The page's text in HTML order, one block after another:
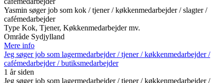
Yasmin søger job som kok / tjener / køkkenmedarbejder / slagter /
cafémedarbejder
Type Kok, Tjener, Køkkenmedarbejder mv.
Område Sydjylland
Mere info
Jeg søger job som lagermedarbejder / tjener / køkkenmedarbejder /
cafémedarbejder / butiksmedarbejder
1 år siden
Jeg søger job som lagermedarbejder / tjener / køkkenmedarbejder /